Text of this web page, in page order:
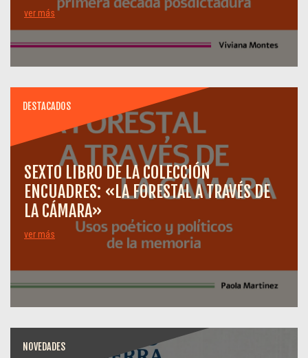
ver más
DESTACADOS
SEXTO LIBRO DE LA COLECCIÓN
ENCUADRES: «LA FORESTAL A TRAVÉS DE
LA CÁMARA»
ver más
NOVEDADES